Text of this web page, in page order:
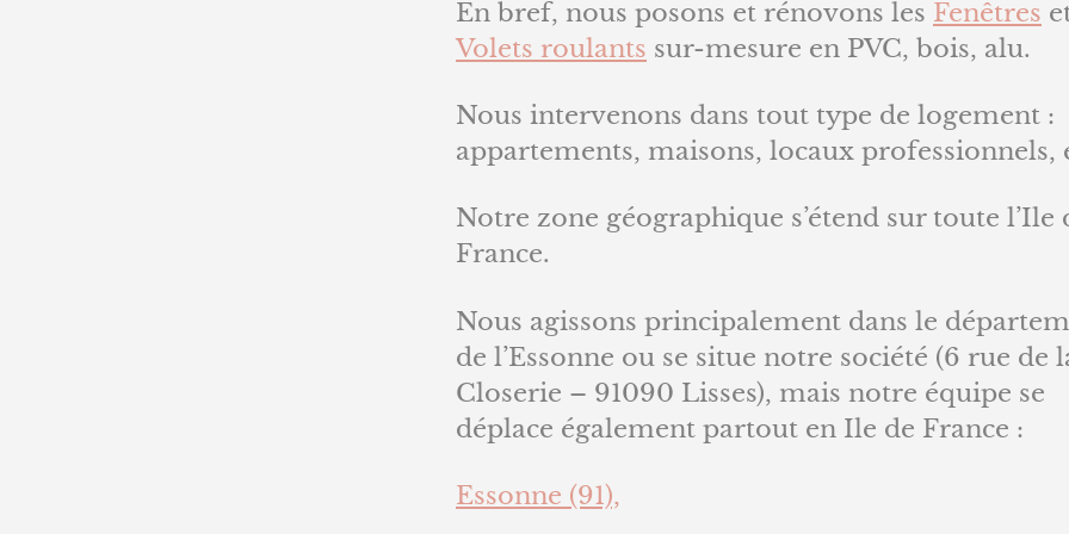
En bref, nous posons et rénovons les Fenêtres
Volets roulants sur-mesure en PVC, bois, alu.
Nous intervenons dans tout type de logement :
appartements, maisons, locaux professionnels,
Notre zone géographique s’étend sur toute l’Ile
France.
Nous agissons principalement dans le
de l’Essonne ou se situe notre société (6 rue de
Closerie – 91090 Lisses), mais notre équipe se
déplace également partout en Ile de France :
Essonne (91),